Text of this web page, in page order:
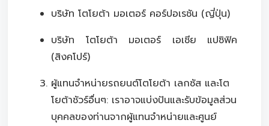
บริษัท โตโยต้า มอเตอร์ คอร์ปอเรชัน (ญี่ปุ่น)
บริษัท โตโยต้า มอเตอร์ เอเชีย แปซิฟิค
(สิงคโปร์)
ผู้แทนจำหน่ายรถยนต์โตโยต้า เลกซัส และโต
โยต้าชัวร์อื่นๆ: เราอาจแบ่งปันและรับข้อมูลส่วน
บุคคลของท่านจากผู้แทนจำหน่ายและศูนย์